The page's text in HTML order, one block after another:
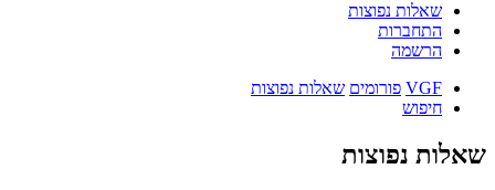
שאלות נפוצות
התחברות
הרשמה
VGF פורומים שאלות נפוצות
חיפוש
שאלות נפוצות